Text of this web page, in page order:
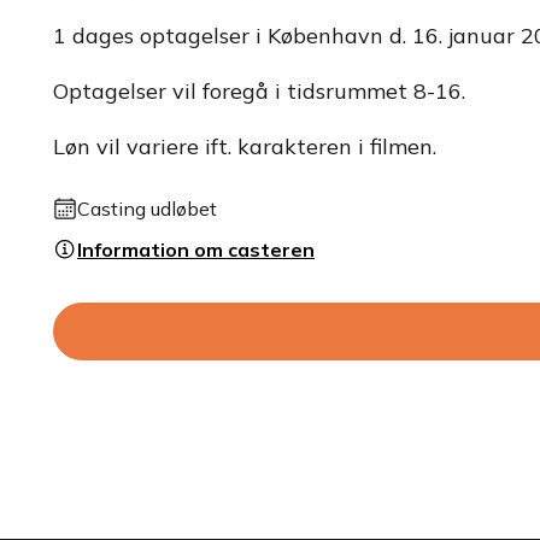
1 dages optagelser i København d. 16. januar
Optagelser vil foregå i tidsrummet 8-16.
Løn vil variere ift. karakteren i filmen.
Casting udløbet
Information om casteren